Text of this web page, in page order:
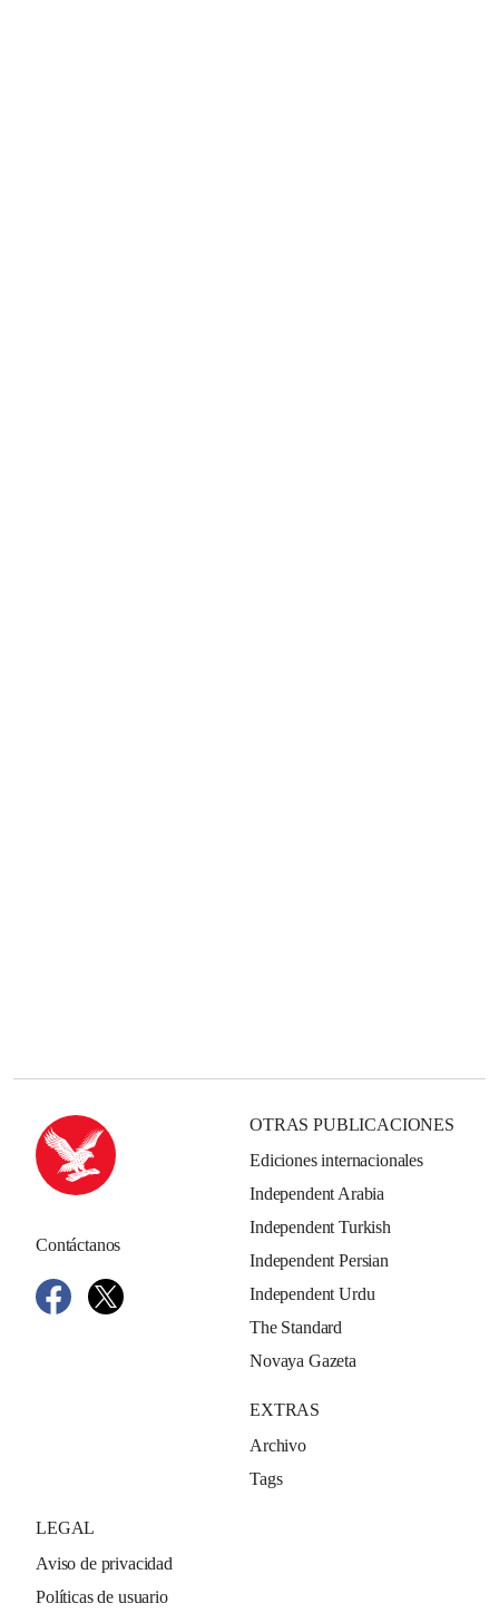
Contáctanos
OTRAS PUBLICACIONES
Ediciones internacionales
Independent Arabia
Independent Turkish
Independent Persian
Independent Urdu
The Standard
Novaya Gazeta
EXTRAS
Archivo
Tags
LEGAL
Aviso de privacidad
Políticas de usuario